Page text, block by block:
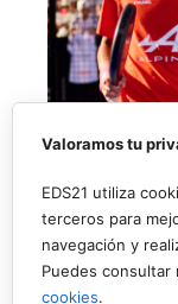
Valoramos tu
EDS21 utiliza
terceros para
navegación y
Puedes consultar
cookies.